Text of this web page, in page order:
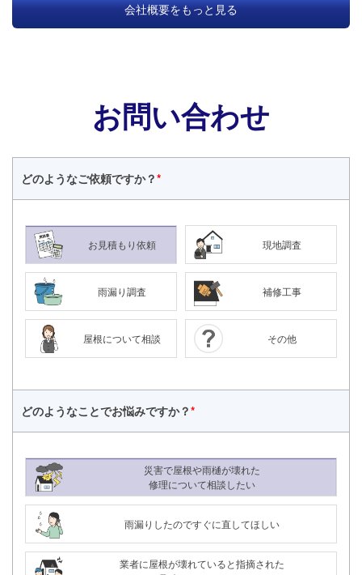
夏季休業 8/11（火）～ 8/16（日） 詳細
24時間365日対応
050-1883-0629
会社概要をもっと見る
お問い合わせ
どのようなご依頼ですか？*
お見積もり依頼 現地調査
雨漏り調査 補修工事
屋根について相談 その他
どのようなことでお悩みですか？*
災害で屋根や雨樋が壊れた
修理について相談したい
雨漏りしたのですぐに直してほしい
業者に屋根が壊れていると指摘された